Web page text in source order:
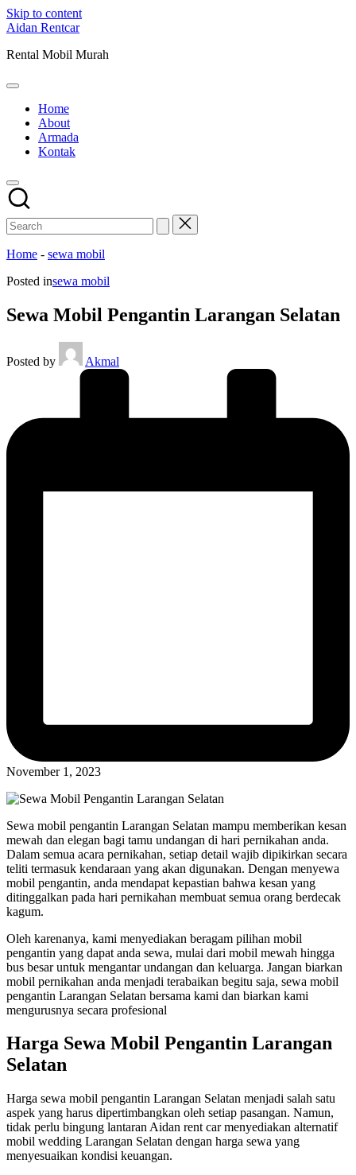
Skip to content
Aidan Rentcar
Rental Mobil Murah
Home
About
Armada
Kontak
Home - sewa mobil
Posted insewa mobil
Sewa Mobil Pengantin Larangan Selatan
Posted by Akmal
November 1, 2023
Sewa mobil pengantin Larangan Selatan mampu memberikan kesan
mewah dan elegan bagi tamu undangan di hari pernikahan anda.
Dalam semua acara pernikahan, setiap detail wajib dipikirkan secara
teliti termasuk kendaraan yang akan digunakan. Dengan menyewa
mobil pengantin, anda mendapat kepastian bahwa kesan yang
ditinggalkan pada hari pernikahan membuat semua orang berdecak
kagum.
Oleh karenanya, kami menyediakan beragam pilihan mobil
pengantin yang dapat anda sewa, mulai dari mobil mewah hingga
bus besar untuk mengantar undangan dan keluarga. Jangan biarkan
mobil pernikahan anda menjadi terabaikan begitu saja, sewa mobil
pengantin Larangan Selatan bersama kami dan biarkan kami
mengurusnya secara profesional
Harga Sewa Mobil Pengantin Larangan
Selatan
Harga sewa mobil pengantin Larangan Selatan menjadi salah satu
aspek yang harus dipertimbangkan oleh setiap pasangan. Namun,
tidak perlu bingung lantaran Aidan rent car menyediakan alternatif
mobil wedding Larangan Selatan dengan harga sewa yang
menyesuaikan kondisi keuangan.